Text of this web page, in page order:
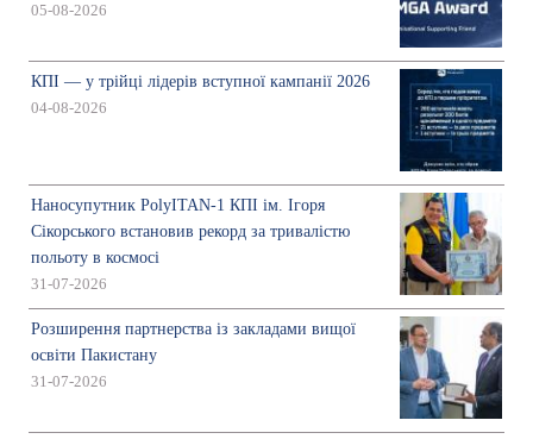
05-08-2026
КПІ — у трійці лідерів вступної кампанії 2026
04-08-2026
Наносупутник PolyITAN-1 КПІ ім. Ігоря
Сікорського встановив рекорд за тривалістю
польоту в космосі
31-07-2026
Розширення партнерства із закладами вищої
освіти Пакистану
31-07-2026